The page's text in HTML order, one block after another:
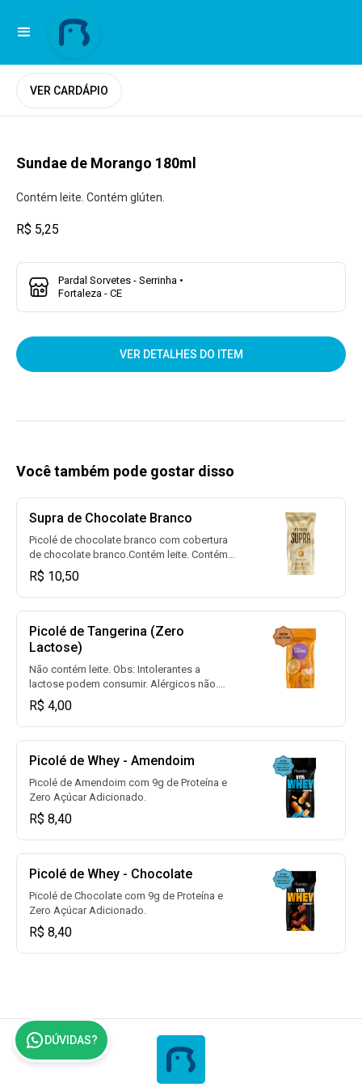
VER CARDÁPIO
Sundae de Morango 180ml
Contém leite. Contém glúten.
R$ 5,25
Pardal Sorvetes - Serrinha •
Fortaleza - CE
VER DETALHES DO ITEM
Você também pode gostar disso
Supra de Chocolate Branco
Picolé de chocolate branco com cobertura
de chocolate branco.Contém leite. Contém
glúten.
R$ 10,50
Picolé de Tangerina (Zero
Lactose)
Não contém leite. Obs: Intolerantes a
lactose podem consumir. Alérgicos não.
Contém glúten.
R$ 4,00
Picolé de Whey - Amendoim
Picolé de Amendoim com 9g de Proteína e
Zero Açúcar Adicionado.
R$ 8,40
Picolé de Whey - Chocolate
Picolé de Chocolate com 9g de Proteína e
Zero Açúcar Adicionado.
R$ 8,40
DÚVIDAS?